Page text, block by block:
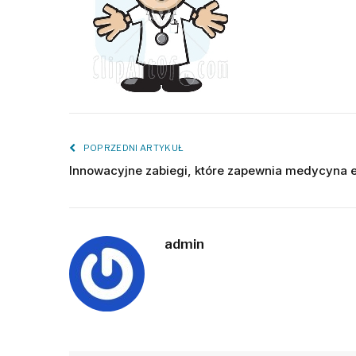
POPRZEDNI ARTYKUŁ
Innowacyjne zabiegi, które zapewnia medycyna
admin